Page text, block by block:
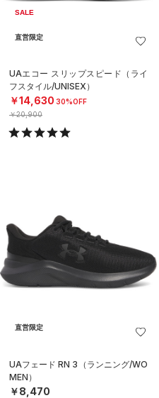
SALE
直営限定
UAエコー スリップスピード（ライ
フスタイル/UNISEX）
￥14,630 30%OFF
￥20,900
直営限定
UAフェード RN 3（ランニング/WO
MEN）
￥8,470